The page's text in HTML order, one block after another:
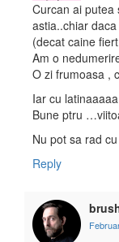
Curcan ai putea
astia..chiar
(decat caine
Am o
O zi frumoasa ,
Iar cu
Bune ptru
Nu pot sa rad
Reply